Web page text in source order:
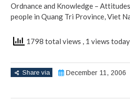
Ordnance and Knowledge –
people in Quang Tri Province, Viet
1798 total views , 1 views today
Share via December 11, 2006